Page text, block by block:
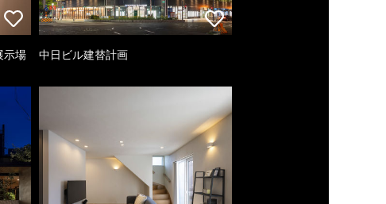
示場 中日ビル建替計画